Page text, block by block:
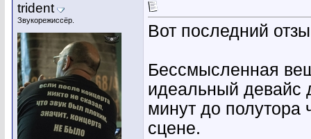
trident
Звукорежиссёр.
Вот последний
Бессмысленная
идеальный девайс
минут до полутора
сцене.